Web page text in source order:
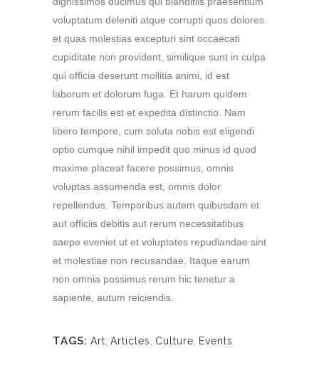
voluptatum deleniti atque corrupti quos dolores
et quas molestias excepturi sint occaecati
cupiditate non provident, similique sunt in culpa
qui officia deserunt mollitia animi, id est
laborum et dolorum fuga. Et harum quidem
rerum facilis est et expedita distinctio. Nam
libero tempore, cum soluta nobis est eligendi
optio cumque nihil impedit quo minus id quod
maxime placeat facere possimus, omnis
voluptas assumenda est, omnis dolor
repellendus. Temporibus autem quibusdam et
aut officiis debitis aut rerum necessitatibus
saepe eveniet ut et voluptates repudiandae sint
et molestiae non recusandae. Itaque earum
non omnia possimus rerum hic tenetur a
sapiente, autum reiciendis.
TAGS: Art Articles Culture Events